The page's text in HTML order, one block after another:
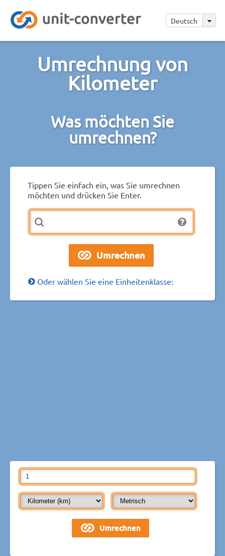
Deutsch
Umrechnung von
Kilometer
Was möchten Sie
umrechnen?
Tippen Sie einfach ein, was Sie umrechnen
möchten und drücken Sie Enter.
Oder wählen Sie eine Einheitenklasse: